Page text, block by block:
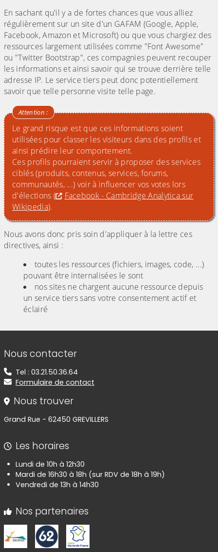
En sachant qu'il y a de fortes chances que vous alliez
régulièrement sur un site d'un GAFAM (Google, Apple,
Facebook, Amazon et Microsoft) ou que vous chargiez des
ressources largement utilisées comme "Font Awesome"
ou "Twitter Bootstrap", ces compagnies peuvent recouper
les informations et ainsi savoir qui se trouve derrière telle
adresse IP. Le service tiers peut donc potentiellement
savoir que telle personne visite telle page.
Le grand risque est que ces informations soient
utilisées pour classer les visiteurs dans des profils et
ainsi prédire leur comportement.
Ces profils pourraient servir à proposer des services
ciblés (produits, contenus, services, forums,
communautés, ...) voir à influencer vos votes lors
d'élections (
Facebook - Cambridge Analytica sur
Wikipedia).
Nous avons donc pris soin d'appliquer à la lettre ces
directives, ainsi :
toutes les ressources (fichiers, images, code, ...)
pouvant être internalisées le sont
nos sites ne chargent aucune ressource depuis
un service tiers sans votre consentement actif et
éclairé
Informations de contact
Nous contacter
Tel : 03.21.50.36.64
Formulaire de contact
Nous trouver
Grand Rue - 62450 GREVILLERS
Les horaires
Lundi de 10h à 12h30
Mardi de 16h30 à 18h (sur RDV de 18h à 19h)
Vendredi de 13h à 14h30
Nos partenaires